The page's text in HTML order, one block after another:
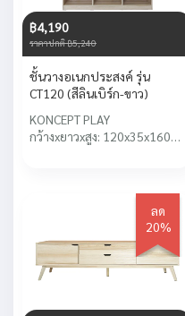
฿4,190
ราคาปกติ ฿5,240
ชั้นวางอเนกประสงค์ รุ่น
CT120 (สีลินเบิร์ก-ขาว)
KONCEPT PLAY
กว้างxยาวxสูง: 120x35x160
ลด
20%